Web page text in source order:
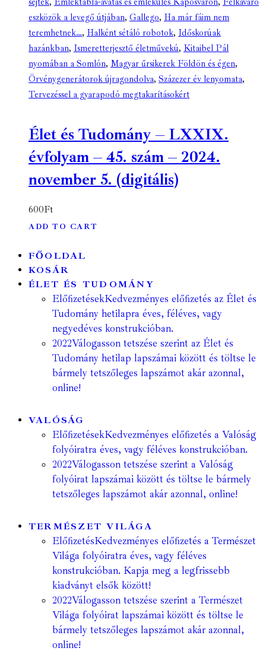
eszközök a levegő útjában, Gallego, Ha már fáim nem
teremhetnek…, Halként sétáló robotok, Időskorúak
hazánkban, Ismeretterjesztő életművekú, Kitaibel Pál
nyomában a Somlón, Magyar űrsikerek Földön és égen,
Örvénygenerátorok újragondolva, Százezer év lenyomata,
Tervezéssel a gyarapodó megtakarításokért
Élet és Tudomány – LXXIX.
évfolyam – 45. szám – 2024.
november 5. (digitális)
600Ft
ADD TO CART
FŐOLDAL
KOSÁR
ÉLET ÉS TUDOMÁNY
ElőfizetésekKedvezményes előfizetés az Élet és
Tudomány hetilapra éves, féléves, vagy
negyedéves konstrukcióban.
2022Válogasson tetszése szerint az Élet és
Tudomány hetilap lapszámai között és töltse le
bármely tetszőleges lapszámot akár azonnal,
online!
VALÓSÁG
ElőfizetésekKedvezményes előfizetés a Valóság
folyóiratra éves, vagy féléves konstrukcióban.
2022Válogasson tetszése szerint a Valóság
folyóirat lapszámai között és töltse le bármely
tetszőleges lapszámot akár azonnal, online!
TERMÉSZET VILÁGA
ElőfizetésKedvezményes előfizetés a Természet
Világa folyóiratra éves, vagy féléves
konstrukcióban. Kapja meg a legfrissebb
kiadványt elsők között!
2022Válogasson tetszése szerint a Természet
Világa folyóirat lapszámai között és töltse le
bármely tetszőleges lapszámot akár azonnal,
online!